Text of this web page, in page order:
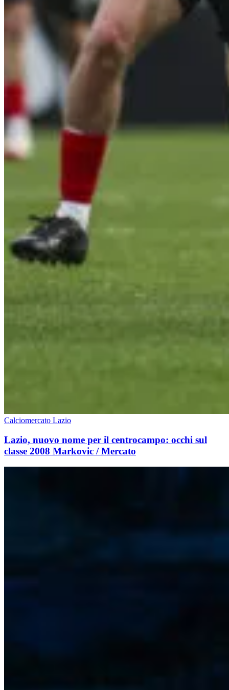
Calciomercato Lazio
Lazio, nuovo nome per il centrocampo: occhi sul
classe 2008 Markovic / Mercato